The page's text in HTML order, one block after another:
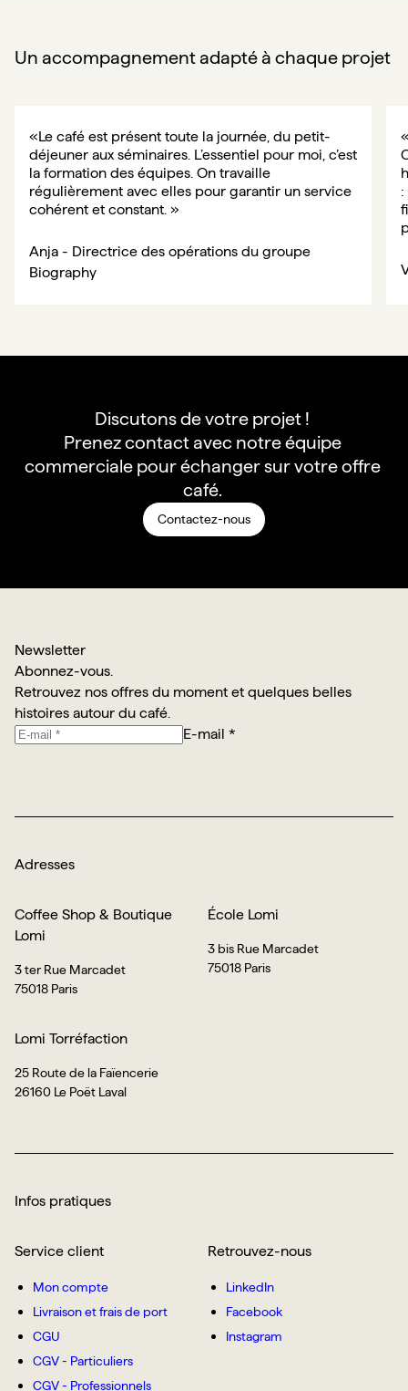
Un accompagnement adapté à chaque projet
«Le café est présent toute la journée, du petit-
déjeuner aux séminaires. L’essentiel pour moi, c’est
la formation des équipes. On travaille
régulièrement avec elles pour garantir un service
cohérent et constant. »
Anja - Directrice des opérations du groupe
Biography
:
Discutons de votre projet !
Prenez contact avec notre équipe
commerciale pour échanger sur votre offre
Contactez-nous
Newsletter
Abonnez-vous.
Retrouvez nos offres du moment et quelques belles
histoires autour du café.
E-mail *
Adresses
Coffee Shop & Boutique
Lomi
3 ter Rue Marcadet
75018 Paris
École Lomi
3 bis Rue Marcadet
75018 Paris
Lomi Torréfaction
25 Route de la Faïencerie
26160 Le Poët Laval
Infos pratiques
Service client
Mon compte
Livraison et frais de port
CGU
CGV - Particuliers
CGV - Professionnels
Retrouvez-nous
LinkedIn
Facebook
Instagram